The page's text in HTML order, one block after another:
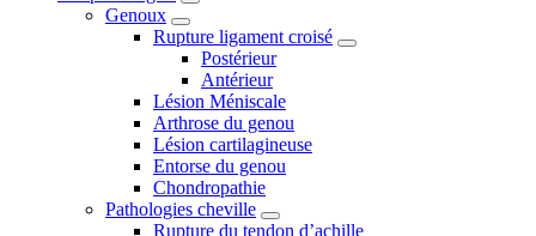
Genoux
Rupture ligament croisé
Postérieur
Antérieur
Lésion Méniscale
Arthrose du genou
Lésion cartilagineuse
Entorse du genou
Chondropathie
Pathologies cheville
Rupture du tendon d’achille